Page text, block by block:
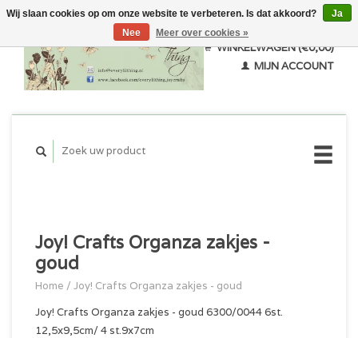
WINKELWAGEN (€0,00)
MIJN ACCOUNT
Joy! Crafts Organza zakjes -
goud
Home / Joy! Crafts Organza zakjes - goud
Joy! Crafts Organza zakjes - goud 6300/0044 6st.
12,5x9,5cm/ 4 st.9x7cm
Wij slaan cookies op om onze website te verbeteren. Is dat akkoord?
Ja
Nee
Meer over cookies »